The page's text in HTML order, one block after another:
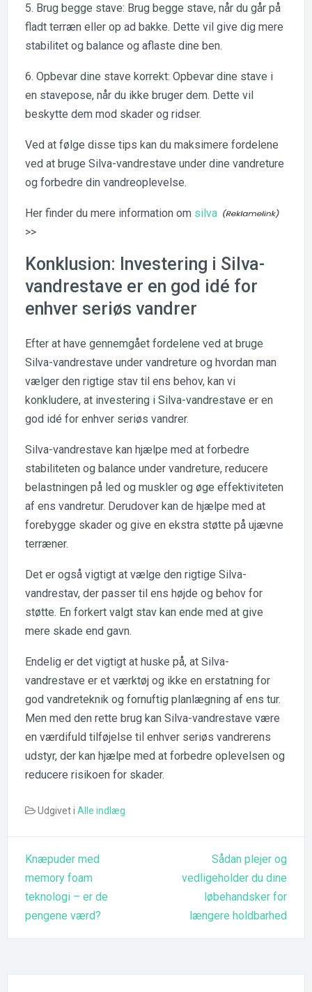
5. Brug begge stave: Brug begge stave, når du går på
fladt terræn eller op ad bakke. Dette vil give dig mere
stabilitet og balance og aflaste dine ben.
6. Opbevar dine stave korrekt: Opbevar dine stave i
en stavepose, når du ikke bruger dem. Dette vil
beskytte dem mod skader og ridser.
Ved at følge disse tips kan du maksimere fordelene
ved at bruge Silva-vandrestave under dine vandreture
og forbedre din vandreoplevelse.
Her finder du mere information om silva
>>
Konklusion: Investering i Silva-
vandrestave er en god idé for
enhver seriøs vandrer
Efter at have gennemgået fordelene ved at bruge
Silva-vandrestave under vandreture og hvordan man
vælger den rigtige stav til ens behov, kan vi
konkludere, at investering i Silva-vandrestave er en
god idé for enhver seriøs vandrer.
Silva-vandrestave kan hjælpe med at forbedre
stabiliteten og balance under vandreture, reducere
belastningen på led og muskler og øge effektiviteten
af ens vandretur. Derudover kan de hjælpe med at
forebygge skader og give en ekstra støtte på ujævne
terræner.
Det er også vigtigt at vælge den rigtige Silva-
vandrestav, der passer til ens højde og behov for
støtte. En forkert valgt stav kan ende med at give
mere skade end gavn.
Endelig er det vigtigt at huske på, at Silva-
vandrestave er et værktøj og ikke en erstatning for
god vandreteknik og fornuftig planlægning af ens tur.
Men med den rette brug kan Silva-vandrestave være
en værdifuld tilføjelse til enhver seriøs vandrerens
udstyr, der kan hjælpe med at forbedre oplevelsen og
reducere risikoen for skader.
Udgivet i Alle indlæg
Knæpuder med
memory foam
teknologi – er de
pengene værd?
Sådan plejer og
vedligeholder du dine
løbehandsker for
længere holdbarhed